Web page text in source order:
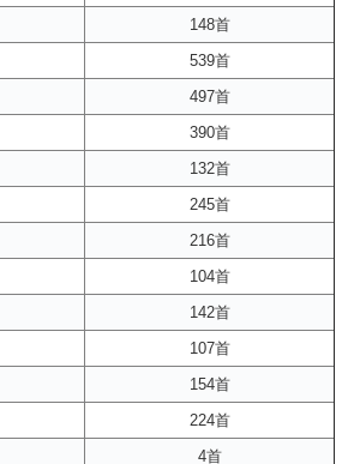
148首
539首
497首
390首
132首
245首
216首
104首
142首
107首
154首
224首
4首